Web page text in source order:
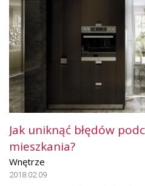
Jak uniknąć błędów
mieszkania?
Wnętrze
2018.02.09